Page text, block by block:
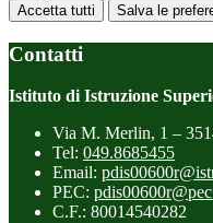
Accetta tutti Salva le
Contatti
Istituto di Istruzione
Via M. Merlin, 1 –
Tel: 049.8685455
Email:
PEC:
C.F.: 80014540282